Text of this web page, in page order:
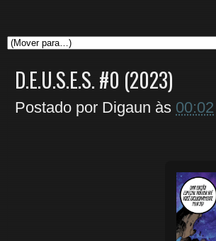
D.E.U.S.E.S. #0 (2023)
Postado por Digaun às 00:02